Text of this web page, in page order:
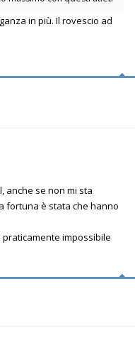
in più. Il rovescio ad
anche se non mi sta
fortuna è stata che hanno
praticamente impossibile